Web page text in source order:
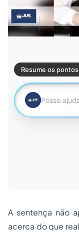
A sentença não
acerca do que